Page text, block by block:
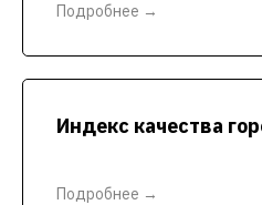
Подробнее →
Индекс качества
Подробнее →